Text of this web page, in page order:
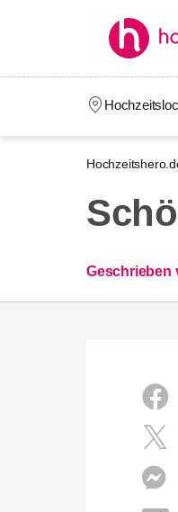
Geschrieben